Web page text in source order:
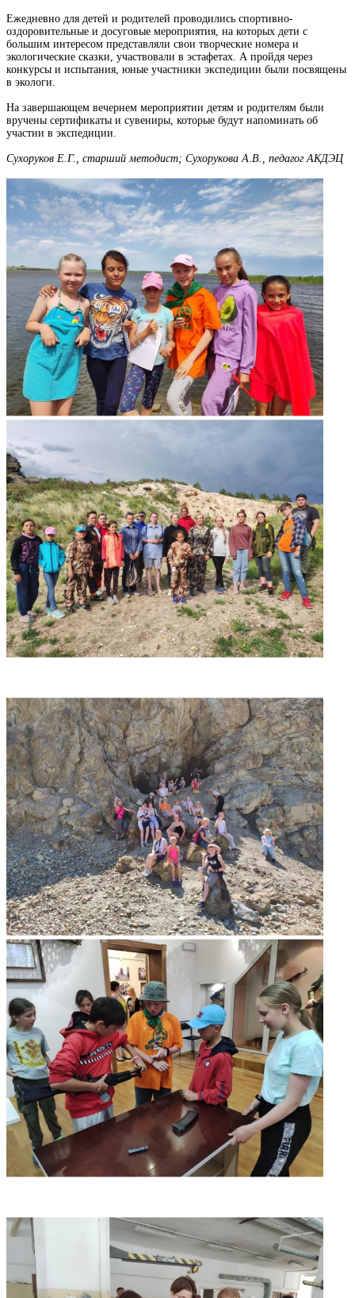
Ежедневно для детей и родителей проводились спортивно-
оздоровительные и досуговые мероприятия, на которых дети с
большим интересом представляли свои творческие номера и
экологические сказки, участвовали в эстафетах. А пройдя через
конкурсы и испытания, юные участники экспедиции были посвящены
в экологи.
На завершающем вечернем мероприятии детям и родителям были
вручены сертификаты и сувениры, которые будут напоминать об
участии в экспедиции.
Сухоруков Е.Г., старший методист; Сухорукова А.В., педагог АКДЭЦ